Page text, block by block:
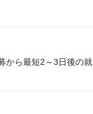
から最短2～3日後の就